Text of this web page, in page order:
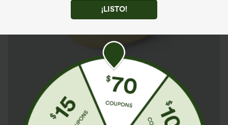
¡LISTO!